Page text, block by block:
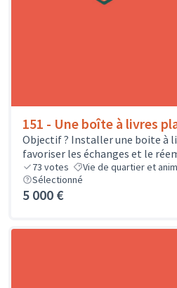
151 - Une boîte à livres
Objectif ? Installer une boite à
favoriser les échanges et le
73 votes Vie de quartier et
Sélectionné
5 000 €